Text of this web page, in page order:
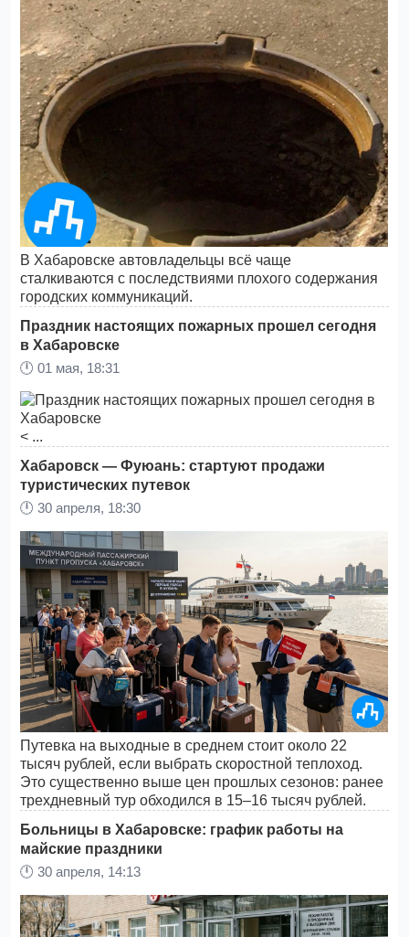
В Хабаровске автовладельцы всё чаще
сталкиваются с последствиями плохого содержания
городских коммуникаций.
Праздник настоящих пожарных прошел сегодня
в Хабаровске
🕛01 мая, 18:31
< ...
Хабаровск — Фуюань: стартуют продажи
туристических путевок
🕛30 апреля, 18:30
Путевка на выходные в среднем стоит около 22
тысяч рублей, если выбрать скоростной теплоход.
Это существенно выше цен прошлых сезонов: ранее
трехдневный тур обходился в 15–16 тысяч рублей.
Больницы в Хабаровске: график работы на
майские праздники
🕛30 апреля, 14:13